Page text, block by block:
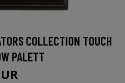
COLLECTION TOUCH
PALETT